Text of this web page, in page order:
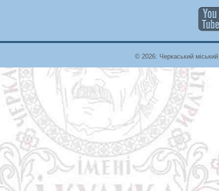
© 2026: Черкаський